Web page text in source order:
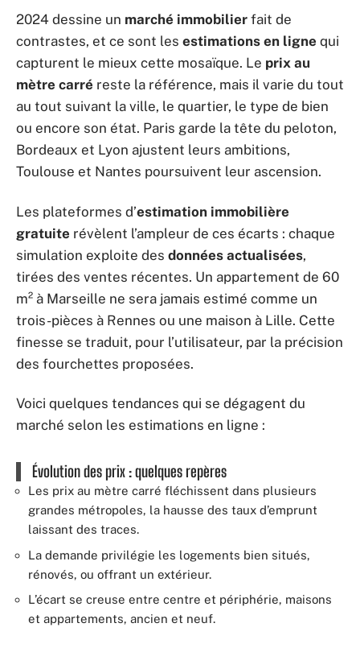
2024 dessine un marché immobilier fait de
contrastes, et ce sont les estimations en ligne qui
capturent le mieux cette mosaïque. Le prix au
mètre carré reste la référence, mais il varie du tout
au tout suivant la ville, le quartier, le type de bien
ou encore son état. Paris garde la tête du peloton,
Bordeaux et Lyon ajustent leurs ambitions,
Toulouse et Nantes poursuivent leur ascension.
Les plateformes d’estimation immobilière
gratuite révèlent l’ampleur de ces écarts : chaque
simulation exploite des données actualisées,
tirées des ventes récentes. Un appartement de 60
m² à Marseille ne sera jamais estimé comme un
trois-pièces à Rennes ou une maison à Lille. Cette
finesse se traduit, pour l’utilisateur, par la précision
des fourchettes proposées.
Voici quelques tendances qui se dégagent du
marché selon les estimations en ligne :
Évolution des prix : quelques repères
Les prix au mètre carré fléchissent dans plusieurs
grandes métropoles, la hausse des taux d’emprunt
laissant des traces.
La demande privilégie les logements bien situés,
rénovés, ou offrant un extérieur.
L’écart se creuse entre centre et périphérie, maisons
et appartements, ancien et neuf.